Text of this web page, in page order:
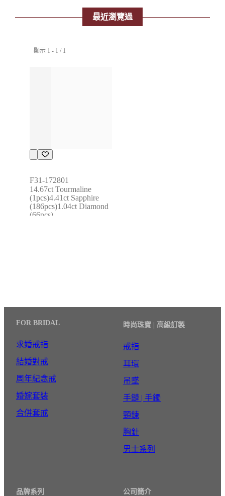
最近瀏覽過
顯示 1 - 1 / 1
F31-172801
14.67ct Tourmaline
(1pcs)4.41ct Sapphire
(186pcs)1.04ct Diamond
(66pcs)
FOR BRIDAL
求婚戒指
結婚對戒
周年紀念戒
婚嫁套裝
合併套戒
時尚珠寶 | 高級訂製
戒指
耳環
吊墜
手鏈 | 手鐲
頸鍊
胸針
男士系列
品牌系列 公司簡介